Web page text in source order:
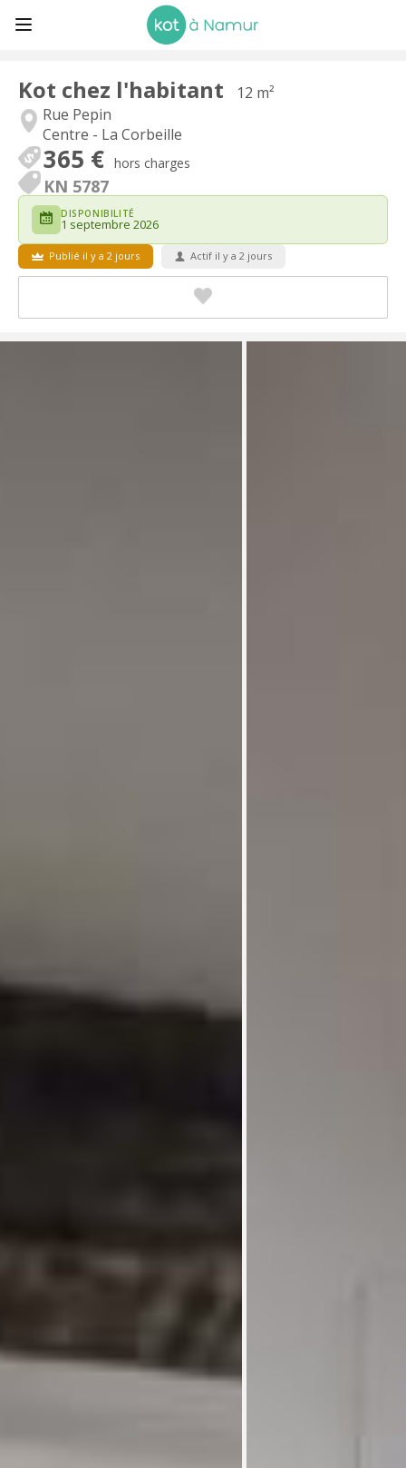
Kot chez l'habitant
12 m²
Rue Pepin
Centre - La Corbeille
365 € hors charges
KN 5787
DISPONIBILITÉ
1 septembre 2026
Publié il y a 2 jours Actif il y a 2 jours